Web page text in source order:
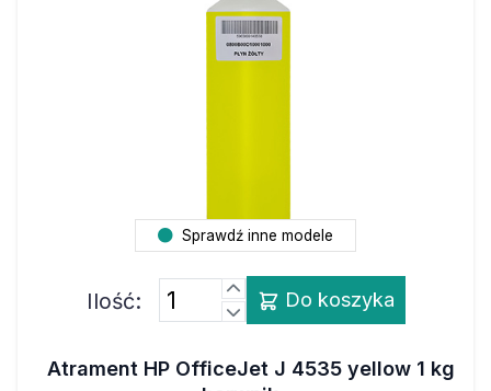
Sprawdź inne modele
Ilość: Do koszyka
Atrament HP OfficeJet J 4535 yellow 1 kg